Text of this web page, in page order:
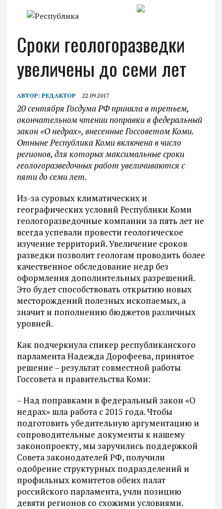
Сроки геологоразведки
увеличены до семи лет
АВТОР: РЕДАКТОР 22.09.2017
20 сентября Госдума РФ приняла в третьем,
окончательном чтении поправки в федеральный
закон «О недрах», внесенные Госсоветом Коми.
Отныне Республика Коми включена в число
регионов, для которых максимальные сроки
геологоразведочных работ увеличиваются с
пяти до семи лет.
Из-за суровых климатических и
географических условий Республики Коми
геологоразведочные компании за пять лет не
всегда успевали провести геологическое
изучение территорий. Увеличение сроков
разведки позволит геологам проводить более
качественное обследование недр без
оформления дополнительных разрешений.
Это будет способствовать открытию новых
месторождений полезных ископаемых, а
значит и пополнению бюджетов различных
уровней.
Как подчеркнула спикер республиканского
парламента Надежда Дорофеева, принятое
решение – результат совместной работы
Госсовета и правительства Коми:
– Над поправками в федеральный закон «О
недрах» шла работа с 2015 года. Чтобы
подготовить убедительную аргументацию и
сопроводительные документы к нашему
законопроекту, мы заручились поддержкой
Совета законодателей РФ, получили
одобрение структурных подразделений и
профильных комитетов обеих палат
российского парламента, учли позицию
девяти регионов со схожими условиями.